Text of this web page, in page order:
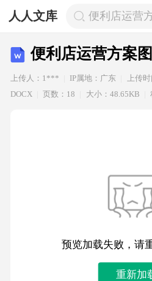
人人文库 便利店运营
便利店运营方案
上传人：1*** IP属地：广东 上传
DOCX
页数：18 大小：48.65KB
预览加载失败，请
重新加